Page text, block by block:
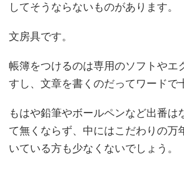
してそうならないものがあります。
文房具です。
帳簿をつけるのは専用のソフトやエ
すし、文章を書くのだってワードで
もはや鉛筆やボールペンなど出番は
て無くならず、中にはこだわりの万
いている方も少なくないでしょう。